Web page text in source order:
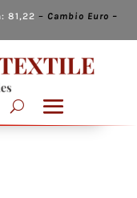
81,22 – Cambio Euro –